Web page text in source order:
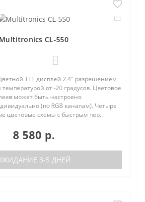
Multitronics CL-550
TFT дисплей 2.4" разрешением
от -20 градусов. Цветовое
может быть настроено
(по RGB каналам). Четыре
цветовые схемы с быстрым пер..
8 580 р.
3-5 ДНЕЙ